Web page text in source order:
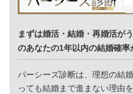
まずは婚活・結婚・再婚活が
のあなたの1年以内の結婚確
パーシーズ診断は、理想の結
っても結婚まで進まない理由